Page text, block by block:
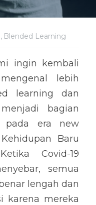
Blended Learning
ingin kembali
lebih
learning dan
bagian
pada era new
Baru
Covid-19
semua
lengah dan
karena mereka